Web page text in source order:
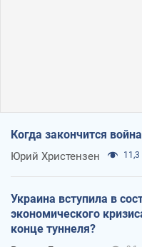
Когда закончится
Юрий Христензен 11,3
Украина вступила в
экономического
конце туннеля?